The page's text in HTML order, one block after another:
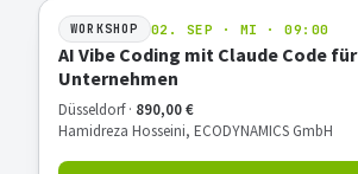
WORKSHOP 02. SEP · MI · 09:00
AI Vibe Coding mit Claude Code für
Unternehmen
Düsseldorf · 890,00 €
Hamidreza Hosseini, ECODYNAMICS GmbH